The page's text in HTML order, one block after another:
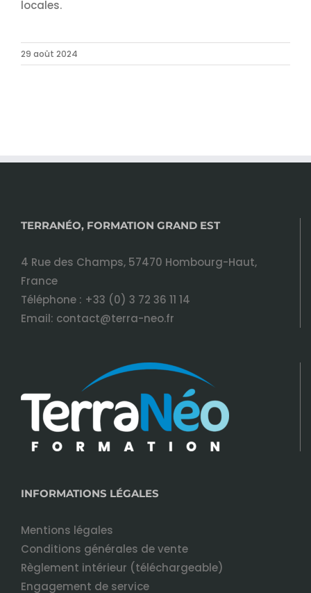
locales.
29 août 2024
TERRANÉO, FORMATION GRAND EST
4 Rue des Champs, 57470 Hombourg-Haut,
France
Téléphone : +33 (0) 3 72 36 11 14
Email: contact@terra-neo.fr
INFORMATIONS LÉGALES
Mentions légales
Conditions générales de vente
Règlement intérieur (téléchargeable)
Engagement de service